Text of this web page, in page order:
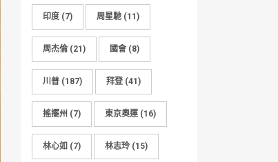
印度 (7) 周星馳 (11)
周杰倫 (21) 國會 (8)
川普 (187) 拜登 (41)
搖擺州 (7) 東京奧運(16)
林心如 (7) 林志玲 (15)